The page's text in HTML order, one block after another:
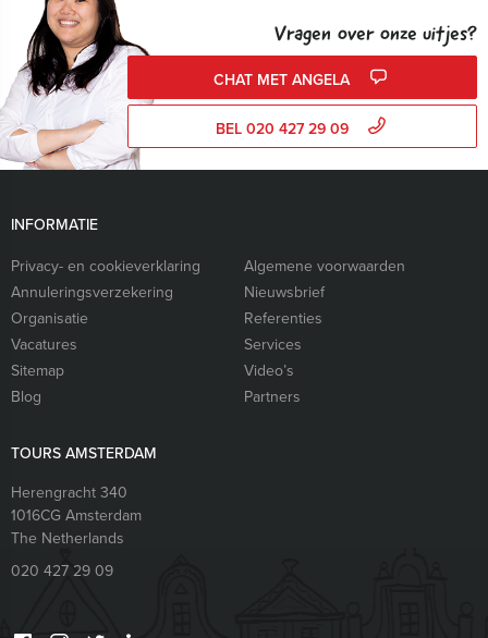
Vragen over onze uitjes?
CHAT MET ANGELA
BEL 020 427 29 09
INFORMATIE
Privacy- en cookieverklaring
Algemene voorwaarden
Annuleringsverzekering
Nieuwsbrief
Organisatie
Referenties
Vacatures
Services
Sitemap
Video’s
Blog
Partners
TOURS AMSTERDAM
Herengracht 340
1016CG Amsterdam
The Netherlands
020 427 29 09